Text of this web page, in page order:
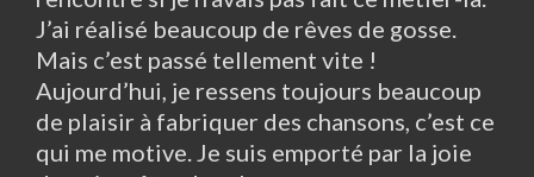
J’ai réalisé beaucoup de rêves de gosse.
Mais c’est passé tellement vite !
Aujourd’hui, je ressens toujours beaucoup
de plaisir à fabriquer des chansons, c’est ce
qui me motive. Je suis emporté par la joie